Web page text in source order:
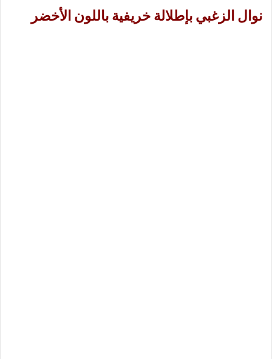
نوال الزغبي بإطلالة خريفية باللون الأخضر